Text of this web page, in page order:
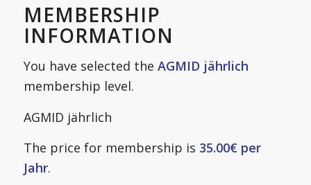
MEMBERSHIP
INFORMATION
You have selected the AGMID jährlich
membership level.
AGMID jährlich
The price for membership is 35.00€ per
Jahr.